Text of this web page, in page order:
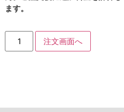
ます。
注文画面へ